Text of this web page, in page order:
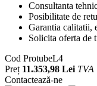
Consultanta
Posibilitate de
Garantia calitatii,
Solicita oferta de
Cod ProtubeL4
Preț 11.353,98 Lei TVA
Contactează-ne